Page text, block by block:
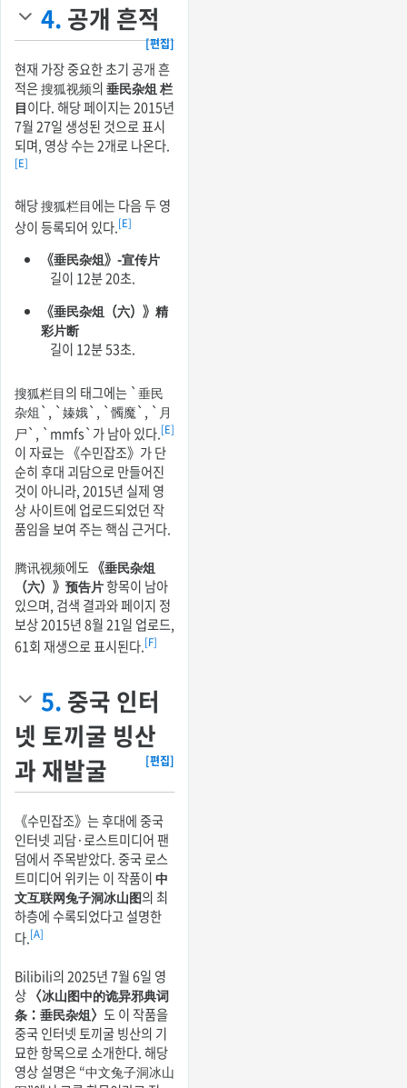
4. 공개 흔적
[편집]
현재 가장 중요한 초기 공개 흔
적은 搜狐视频의垂民杂俎 栏
目이다. 해당 페이지는 2015년
7월 27일 생성된 것으로 표시
되며, 영상 수는 2개로 나온다.
[E]
해당 搜狐栏目에는 다음 두 영
상이 등록되어 있다.[E]
《垂民杂俎》-宣传片
길이 12분 20초.
《垂民杂俎（六）》精
彩片断
길이 12분 53초.
搜狐栏目의 태그에는 `垂民
杂俎`, `嫀娥`, `髑魔`, `月
尸`, `mmfs`가 남아 있다.[E]
이 자료는 《수민잡조》가 단
순히 후대 괴담으로 만들어진
것이 아니라, 2015년 실제 영
상 사이트에 업로드되었던 작
품임을 보여 주는 핵심 근거다.
腾讯视频에도 《垂民杂俎
（六）》预告片항목이 남아
있으며, 검색 결과와 페이지 정
보상 2015년 8월 21일 업로드,
61회 재생으로 표시된다.[F]
5. 중국 인터
넷 토끼굴 빙산
과 재발굴
[편집]
《수민잡조》는 후대에 중국
인터넷 괴담·로스트미디어 팬
덤에서 주목받았다. 중국 로스
트미디어 위키는 이 작품이中
文互联网兔子洞冰山图의 최
하층에 수록되었다고 설명한
다.[A]
Bilibili의 2025년 7월 6일 영
상 〈冰山图中的诡异邪典词
条：垂民杂俎〉 도 이 작품을
중국 인터넷 토끼굴 빙산의 기
묘한 항목으로 소개한다. 해당
영상 설명은 “中文兔子洞冰山